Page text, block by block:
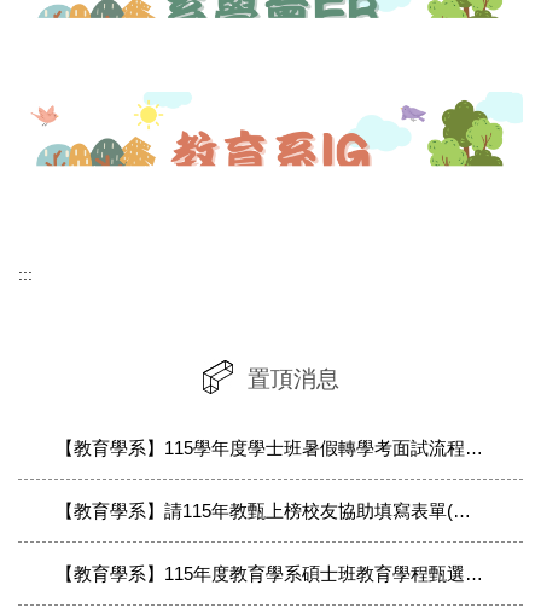
:::
置頂消息
【教育學系】115學年度學士班暑假轉學考面試流程公告
【教育學系】請115年教甄上榜校友協助填寫表單(製作恭賀榜單用)
【教育學系】115年度教育學系碩士班教育學程甄選-複試通知